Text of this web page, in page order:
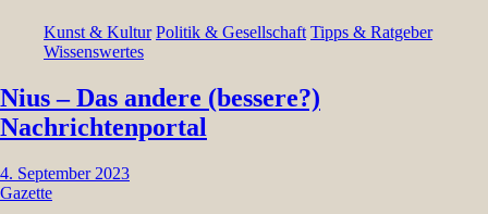
Kunst & Kultur Politik & Gesellschaft Tipps & Ratgeber
Wissenswertes
Nius – Das andere (bessere?)
Nachrichtenportal
4. September 2023
Gazette